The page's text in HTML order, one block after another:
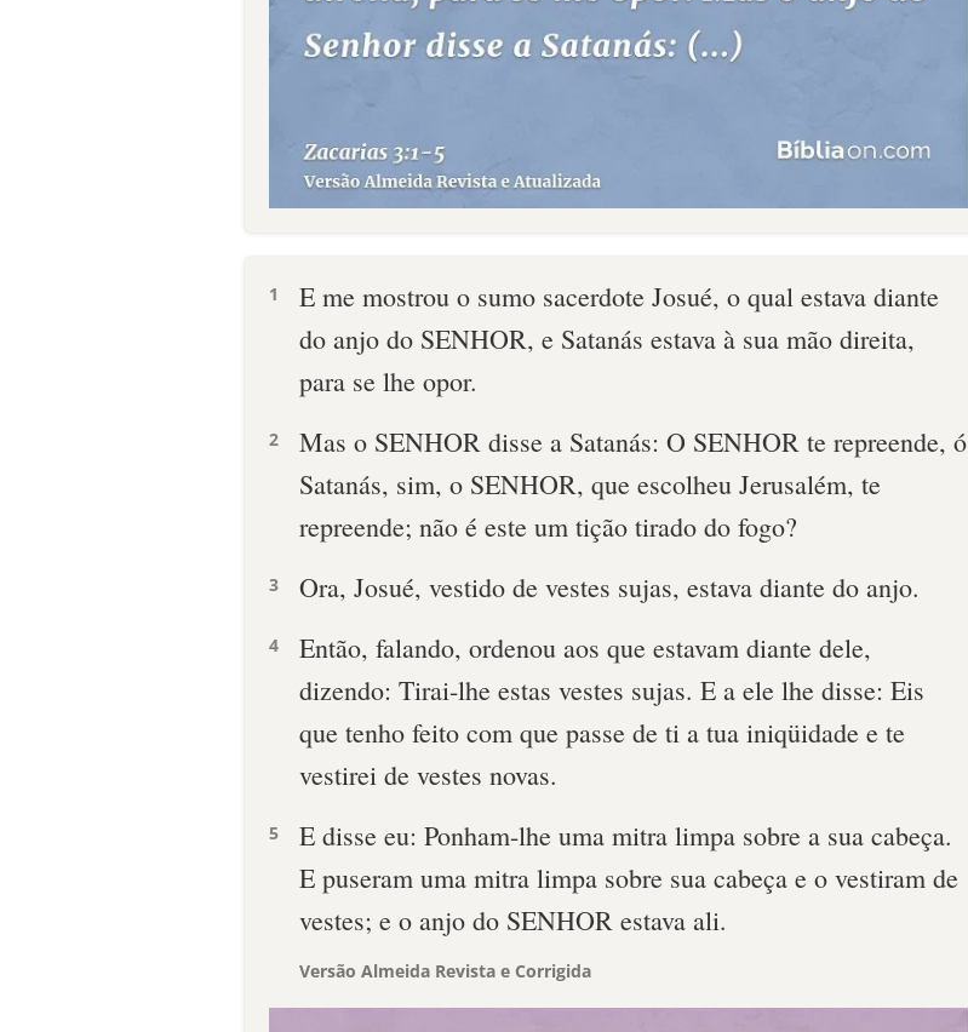
1
E me mostrou o sumo sacerdote Josué, o qual estava diante
do anjo do SENHOR, e Satanás estava à sua mão direita,
para se lhe opor.
2
Mas o SENHOR disse a Satanás: O SENHOR te repreende, ó
Satanás, sim, o SENHOR, que escolheu Jerusalém, te
repreende; não é este um tição tirado do fogo?
3 Ora, Josué, vestido de vestes sujas, estava diante do anjo.
4
Então, falando, ordenou aos que estavam diante dele,
dizendo: Tirai-lhe estas vestes sujas. E a ele lhe disse: Eis
que tenho feito com que passe de ti a tua iniqüidade e te
vestirei de vestes novas.
5
E disse eu: Ponham-lhe uma mitra limpa sobre a sua cabeça.
E puseram uma mitra limpa sobre sua cabeça e o vestiram de
vestes; e o anjo do SENHOR estava ali.
Versão Almeida Revista e Corrigida